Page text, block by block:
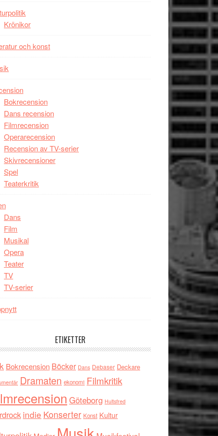
skådespelare
Krönikor
och konst
Bokrecension
Dans recension
Filmrecension
Operarecension
Recension av TV-serier
Skivrecensioner
Spel
Teaterkritik
Dans
Film
Musikal
Opera
Teater
TV
TV-serier
ETIKETTER
Bokrecension Böcker Dans Debaser Deckare
Dramaten ekonomi Filmkritik
Göteborg Hultsfred
indie Konserter Konst Kultur